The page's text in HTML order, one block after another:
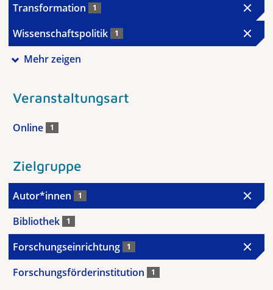
Transformation 1
Wissenschaftspolitik 1
Mehr zeigen
Veranstaltungsart
Online 1
Zielgruppe
Autor*innen 1
Bibliothek 1
Forschungseinrichtung 1
Forschungsförderinstitution 1